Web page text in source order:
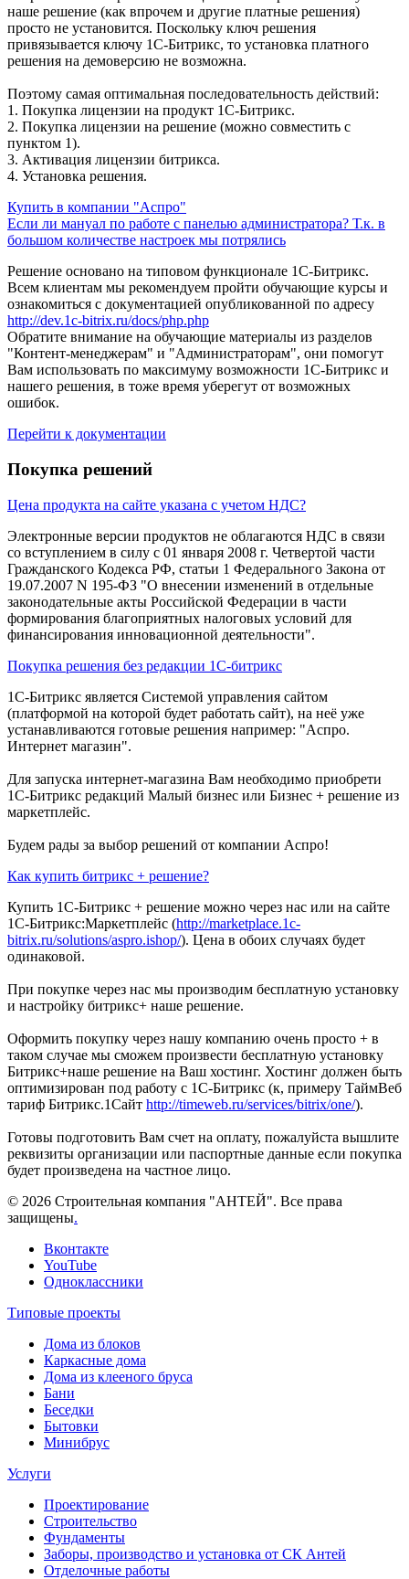
наше решение (как впрочем и другие платные решения)
просто не установится. Поскольку ключ решения
привязывается ключу 1С-Битрикс, то установка платного
решения на демоверсию не возможна.
Поэтому самая оптимальная последовательность действий:
1. Покупка лицензии на продукт 1С-Битрикс.
2. Покупка лицензии на решение (можно совместить с
пунктом 1).
3. Активация лицензии битрикса.
4. Установка решения.
Купить в компании "Аспро"
Если ли мануал по работе с панелью администратора? Т.к. в
большом количестве настроек мы потрялись
Решение основано на типовом функционале 1С-Битрикс.
Всем клиентам мы рекомендуем пройти обучающие курсы и
ознакомиться с документацией опубликованной по адресу
http://dev.1c-bitrix.ru/docs/php.php
Обратите внимание на обучающие материалы из разделов
"Контент-менеджерам" и "Администраторам", они помогут
Вам использовать по максимуму возможности 1С-Битрикс и
нашего решения, в тоже время уберегут от возможных
ошибок.
Перейти к документации
Покупка решений
Цена продукта на сайте указана с учетом НДС?
Электронные версии продуктов не облагаются НДС в связи
со вступлением в силу с 01 января 2008 г. Четвертой части
Гражданского Кодекса РФ, статьи 1 Федерального Закона от
19.07.2007 N 195-ФЗ "О внесении изменений в отдельные
законодательные акты Российской Федерации в части
формирования благоприятных налоговых условий для
финансирования инновационной деятельности".
Покупка решения без редакции 1С-битрикс
1С-Битрикс является Системой управления сайтом
(платформой на которой будет работать сайт), на неё уже
устанавливаются готовые решения например: "Аспро.
Интернет магазин".
Для запуска интернет-магазина Вам необходимо приобрети
1С-Битрикс редакций Малый бизнес или Бизнес + решение из
маркетплейс.
Будем рады за выбор решений от компании Аспро!
Как купить битрикс + решение?
Купить 1С-Битрикс + решение можно через нас или на сайте
1С-Битрикс:Маркетплейс (http://marketplace.1c-
bitrix.ru/solutions/aspro.ishop/). Цена в обоих случаях будет
одинаковой.
При покупке через нас мы производим бесплатную установку
и настройку битрикс+ наше решение.
Оформить покупку через нашу компанию очень просто + в
таком случае мы сможем произвести бесплатную установку
Битрикс+наше решение на Ваш хостинг. Хостинг должен быть
оптимизирован под работу с 1С-Битрикс (к, примеру ТаймВеб
тариф Битрикс.1Сайт http://timeweb.ru/services/bitrix/one/).
Готовы подготовить Вам счет на оплату, пожалуйста вышлите
реквизиты организации или паспортные данные если покупка
будет произведена на частное лицо.
© 2026 Строительная компания "АНТЕЙ". Все права
защищены.
Вконтакте
YouTube
Одноклассники
Типовые проекты
Дома из блоков
Каркасные дома
Дома из клееного бруса
Бани
Беседки
Бытовки
Минибрус
Услуги
Проектирование
Строительство
Фундаменты
Заборы, производство и установка от СК Антей
Отделочные работы